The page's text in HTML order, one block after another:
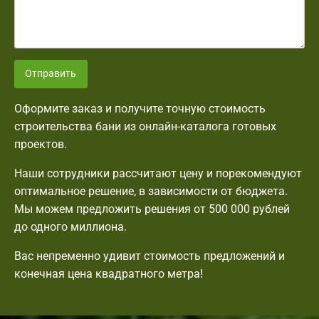
Отправить
Оформите заказ и получите точную стоимость
строительства бани из онлайн-каталога готовых
проектов.
Наши сотрудники рассчитают цену и порекомендуют
оптимальное решение, в зависимости от бюджета.
Мы можем предложить решения от 500 000 рублей
до одного миллиона.
Вас непременно удивит стоимость предложений и
конечная цена квадратного метра!